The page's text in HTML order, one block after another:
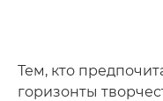
Тем, кто
горизонты